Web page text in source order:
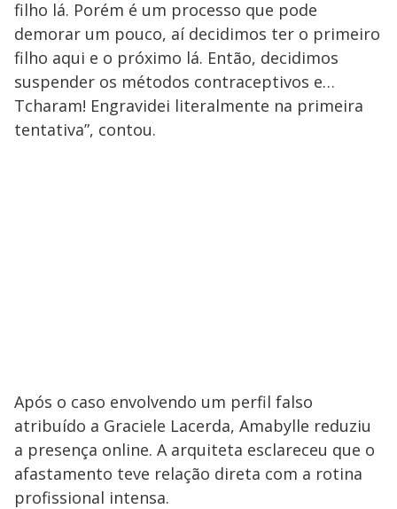
filho lá. Porém é um processo que pode
demorar um pouco, aí decidimos ter o primeiro
filho aqui e o próximo lá. Então, decidimos
suspender os métodos contraceptivos e…
Tcharam! Engravidei literalmente na primeira
tentativa”, contou.
Após o caso envolvendo um perfil falso
atribuído a Graciele Lacerda, Amabylle reduziu
a presença online. A arquiteta esclareceu que o
afastamento teve relação direta com a rotina
profissional intensa.